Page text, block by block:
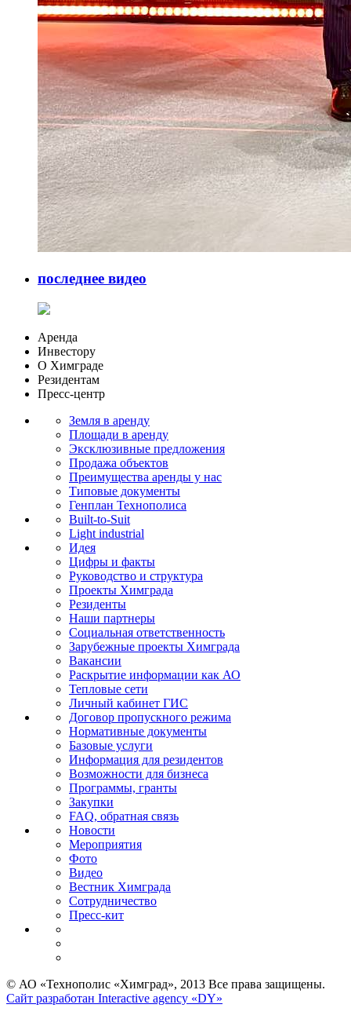
последнее видео
Аренда
Инвестору
О Химграде
Резидентам
Пресс-центр
Земля в аренду
Площади в аренду
Эксклюзивные предложения
Продажа объектов
Преимущества аренды у нас
Типовые документы
Генплан Технополиса
Built-to-Suit
Light industrial
Идея
Цифры и факты
Руководство и структура
Проекты Химграда
Резиденты
Наши партнеры
Социальная ответственность
Зарубежные проекты Химграда
Вакансии
Раскрытие информации как АО
Тепловые сети
Личный кабинет ГИС
Договор пропускного режима
Нормативные документы
Базовые услуги
Информация для резидентов
Возможности для бизнеса
Программы, гранты
Закупки
FAQ, обратная связь
Новости
Мероприятия
Фото
Видео
Вестник Химграда
Сотрудничество
Пресс-кит
© АО «Технополис «Химград», 2013 Все права защищены.
Сайт разработан Interactive agency «DY»